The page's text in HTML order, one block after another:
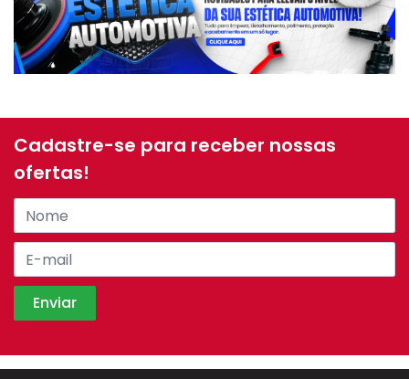
Cadastre-se para receber nossas
ofertas!